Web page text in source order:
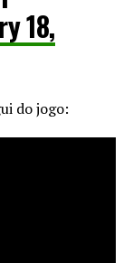
18,
do jogo: